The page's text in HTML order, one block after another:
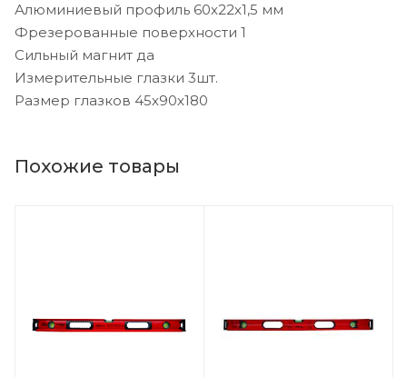
Алюминиевый профиль 60х22х1,5 мм
Фрезерованные поверхности 1
Сильный магнит да
Измерительные глазки 3шт.
Размер глазков 45х90х180
Похожие товары